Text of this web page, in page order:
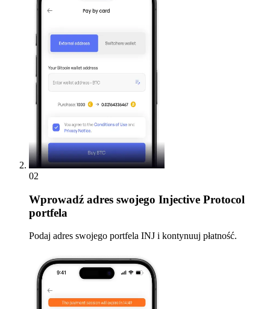
02
Wprowadź adres swojego Injective Protocol
portfela
Podaj adres swojego portfela INJ i kontynuuj płatność.